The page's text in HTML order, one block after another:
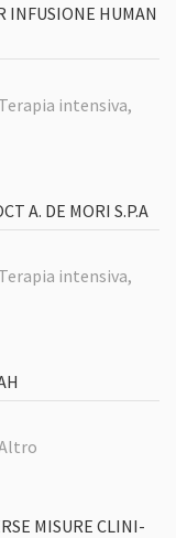
INFUSIONE HUMAN
intensiva,
A. DE MORI S.P.A
intensiva,
MISURE CLINI-